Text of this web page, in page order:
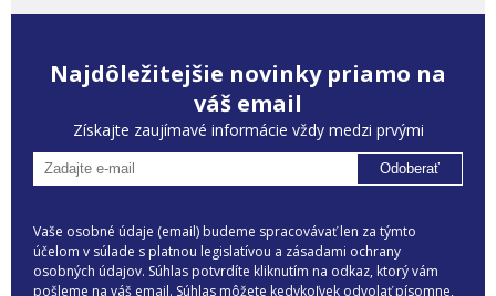
Najdôležitejšie novinky priamo na
váš email
Získajte zaujímavé informácie vždy medzi prvými
Odoberať
Vaše osobné údaje (email) budeme spracovávať len za týmto
účelom v súlade s platnou legislatívou a zásadami ochrany
osobných údajov. Súhlas potvrdíte kliknutím na odkaz, ktorý vám
pošleme na váš email. Súhlas môžete kedykoľvek odvolať písomne,